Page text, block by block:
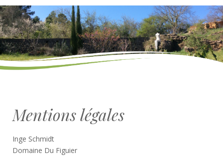
Mentions légales
Inge Schmidt
Domaine Du Figuier